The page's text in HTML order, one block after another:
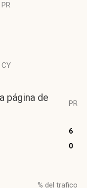
página de
PR
6
0
% del trafico